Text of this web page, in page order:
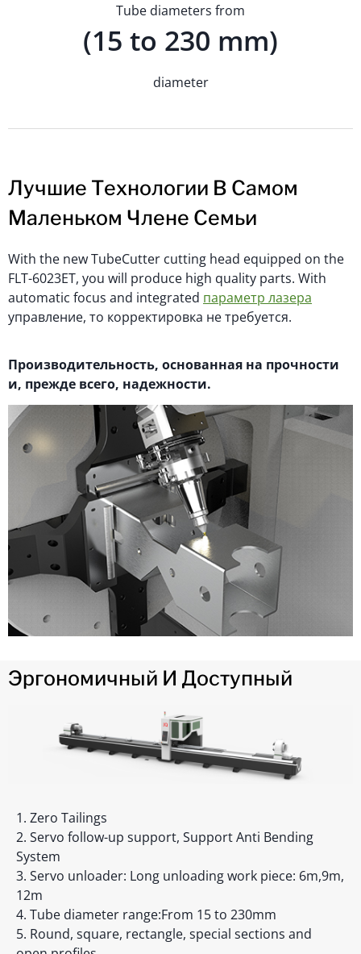
Tube diameters from
(15 to 230 mm)
diameter
Лучшие Технологии В Самом
Маленьком Члене Семьи
With the new TubeCutter cutting head equipped on the
FLT-6023ET, you will produce high quality parts. With
automatic focus and integrated параметр лазера
управление, то корректировка не требуется.
Производительность, основанная на прочности
и, прежде всего, надежности.
Эргономичный И Доступный
1. Zero Tailings
2. Servo follow-up support, Support Anti Bending
System
3. Servo unloader: Long unloading work piece: 6m,9m,
12m
4. Tube diameter range:From 15 to 230mm
5. Round, square, rectangle, special sections and